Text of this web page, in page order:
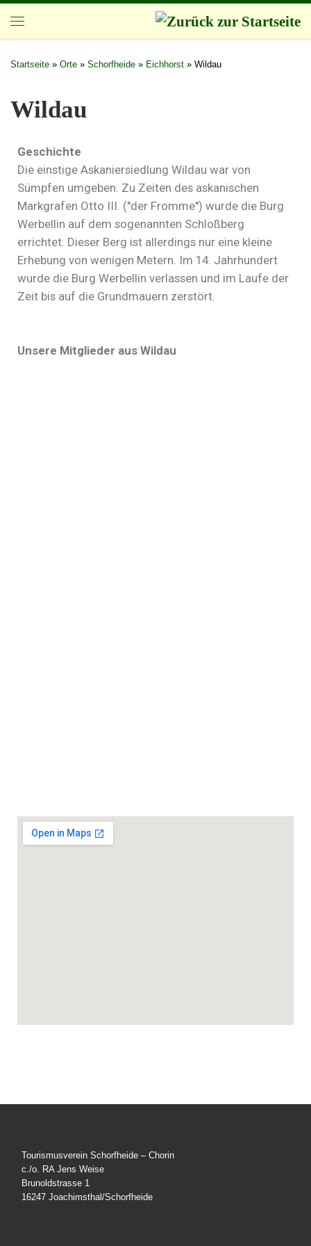
Zum Inhalt springen
Startseite » Orte » Schorfheide » Eichhorst » Wildau
Wildau
Geschichte
Die einstige Askaniersiedlung Wildau war von
Sümpfen umgeben. Zu Zeiten des askanischen
Markgrafen Otto III. (′′der Fromme′′) wurde die Burg
Werbellin auf dem sogenannten Schloßberg
errichtet. Dieser Berg ist allerdings nur eine kleine
Erhebung von wenigen Metern. Im 14. Jahrhundert
wurde die Burg Werbellin verlassen und im Laufe der
Zeit bis auf die Grundmauern zerstört.
Unsere Mitglieder aus Wildau
Tourismusverein Schorfheide – Chorin
c./o. RA Jens Weise
Brunoldstrasse 1
16247 Joachimsthal/Schorfheide